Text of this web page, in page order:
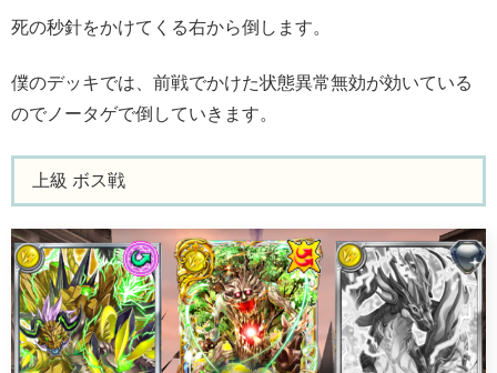
死の秒針をかけてくる右から倒します。
僕のデッキでは、前戦でかけた状態異常無効が効いている
のでノータゲで倒していきます。
上級 ボス戦